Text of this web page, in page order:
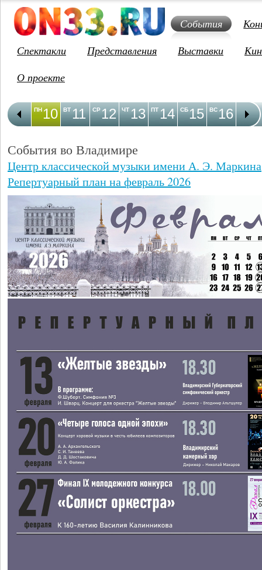
События
Спектакли
Представления Выставки
О проекте
10
ПН 11
ВТ 12
СР 13
ЧТ 14
ПТ 15
СБ 16
ВС 17
ПН
События во Владимире
Центр классической музыки имени А. Э. Маркина
Репертуарный план на февраль 2026